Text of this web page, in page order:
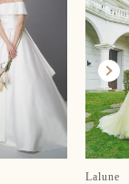
Lalune